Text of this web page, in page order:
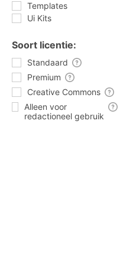
Templates
Ui Kits
Soort licentie:
Standaard
Premium
Creative Commons
Alleen voor
redactioneel gebruik